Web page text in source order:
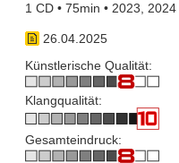
1 CD • 75min • 2023, 2024
26.04.2025
Künstlerische Qualität:
Klangqualität:
Gesamteindruck: